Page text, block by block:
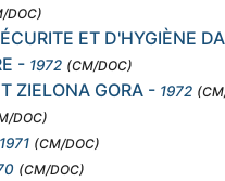
DOC)
ET D'HYGIÈNE
- 1972 (CM/DOC)
ZIELONA GORA - 1972
DOC)
1971 (CM/DOC)
(CM/DOC)